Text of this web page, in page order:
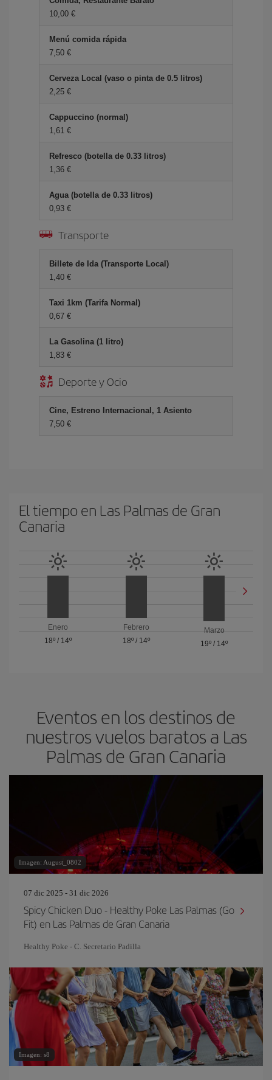
10,00 €
Menú comida rápida
7,50 €
Cerveza Local (vaso o pinta de 0.5 litros)
2,25 €
Cappuccino (normal)
1,61 €
Refresco (botella de 0.33 litros)
1,36 €
Agua (botella de 0.33 litros)
0,93 €
Transporte
Billete de Ida (Transporte Local)
1,40 €
Taxi 1km (Tarifa Normal)
0,67 €
La Gasolina (1 litro)
1,83 €
Deporte y Ocio
Cine, Estreno Internacional, 1 Asiento
7,50 €
El tiempo en Las Palmas de Gran
Canaria
Enero
18º/ 14º
Febrero
18º/ 14º
Marzo
19º / 14º
Eventos en los destinos de
nuestros vuelos baratos a Las
Palmas de Gran Canaria
Imagen: August_0802
07 dic 2025 - 31 dic 2026
Spicy Chicken Duo - Healthy Poke Las Palmas (Go
Fit) en Las Palmas de Gran Canaria
Healthy Poke - C. Secretario Padilla
Imagen: s8